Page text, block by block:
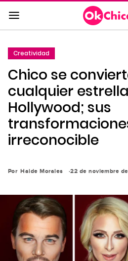
Saltar
al
contenido
a
la
navegación
principal
Creatividad
Chico se
cualquier
Hollywood; sus
irreconocible
Por Haide Morales 22 de noviembre